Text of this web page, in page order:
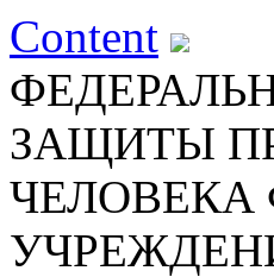
Content
ЗАЩИТЫ
ЧЕЛОВЕКА